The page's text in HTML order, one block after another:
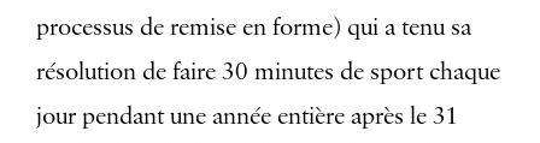
processus de remise en forme) qui a tenu sa
résolution de faire 30 minutes de sport chaque
jour pendant une année entière après le 31